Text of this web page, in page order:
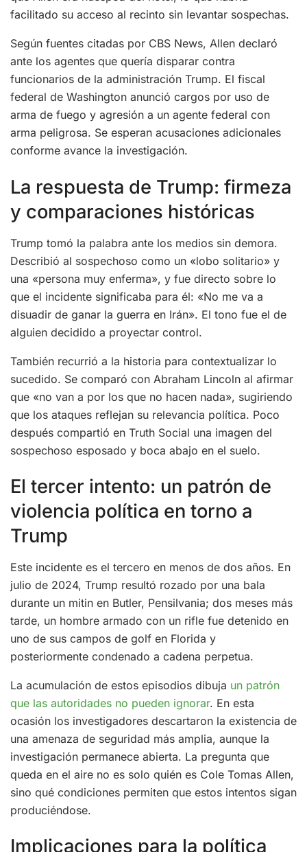
facilitado su acceso al recinto sin levantar sospechas.
Según fuentes citadas por CBS News, Allen declaró
ante los agentes que quería disparar contra
funcionarios de la administración Trump. El fiscal
federal de Washington anunció cargos por uso de
arma de fuego y agresión a un agente federal con
arma peligrosa. Se esperan acusaciones adicionales
conforme avance la investigación.
La respuesta de Trump: firmeza
y comparaciones históricas
Trump tomó la palabra ante los medios sin demora.
Describió al sospechoso como un «lobo solitario» y
una «persona muy enferma», y fue directo sobre lo
que el incidente significaba para él: «No me va a
disuadir de ganar la guerra en Irán». El tono fue el de
alguien decidido a proyectar control.
También recurrió a la historia para contextualizar lo
sucedido. Se comparó con Abraham Lincoln al afirmar
que «no van a por los que no hacen nada», sugiriendo
que los ataques reflejan su relevancia política. Poco
después compartió en Truth Social una imagen del
sospechoso esposado y boca abajo en el suelo.
El tercer intento: un patrón de
violencia política en torno a
Trump
Este incidente es el tercero en menos de dos años. En
julio de 2024, Trump resultó rozado por una bala
durante un mitin en Butler, Pensilvania; dos meses más
tarde, un hombre armado con un rifle fue detenido en
uno de sus campos de golf en Florida y
posteriormente condenado a cadena perpetua.
La acumulación de estos episodios dibuja un patrón
que las autoridades no pueden ignorar. En esta
ocasión los investigadores descartaron la existencia de
una amenaza de seguridad más amplia, aunque la
investigación permanece abierta. La pregunta que
queda en el aire no es solo quién es Cole Tomas Allen,
sino qué condiciones permiten que estos intentos sigan
produciéndose.
Implicaciones para la política